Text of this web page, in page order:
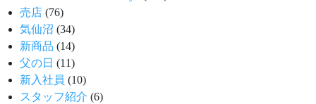
売店 (76)
気仙沼 (34)
新商品 (14)
父の日 (11)
新入社員 (10)
スタッフ紹介 (6)